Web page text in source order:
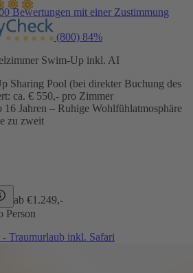
Bewertungen mit einer Zustimmung
(800) 84%
Swim-Up inkl. AI
Sharing Pool (bei direkter Buchung des
ca. € 550,- pro Zimmer
Jahren – Ruhige Wohlfühlatmosphäre
zu zweit
ab €1.249,-
Person
Traumurlaub inkl. Safari